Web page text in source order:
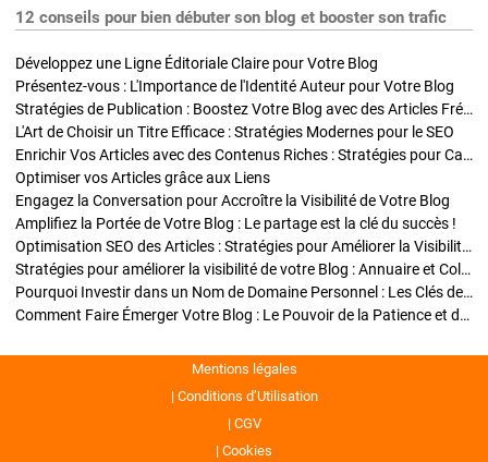
12 conseils pour bien débuter son blog et booster son trafic
Développez une Ligne Éditoriale Claire pour Votre Blog
Présentez-vous : L'Importance de l'Identité Auteur pour Votre Blog
Stratégies de Publication : Boostez Votre Blog avec des Articles Fréquents et Exclusifs
L'Art de Choisir un Titre Efficace : Stratégies Modernes pour le SEO
Enrichir Vos Articles avec des Contenus Riches : Stratégies pour Captiver et Optimiser
Optimiser vos Articles grâce aux Liens
Engagez la Conversation pour Accroître la Visibilité de Votre Blog
Amplifiez la Portée de Votre Blog : Le partage est la clé du succès !
Optimisation SEO des Articles : Stratégies pour Améliorer la Visibilité de Votre Blog
Stratégies pour améliorer la visibilité de votre Blog : Annuaire et Collaborations
Pourquoi Investir dans un Nom de Domaine Personnel : Les Clés de la Réussite de Votre Blog
Comment Faire Émerger Votre Blog : Le Pouvoir de la Patience et de la Persévérance
Mentions légales
Conditions d’Utilisation
CGV
Cookies